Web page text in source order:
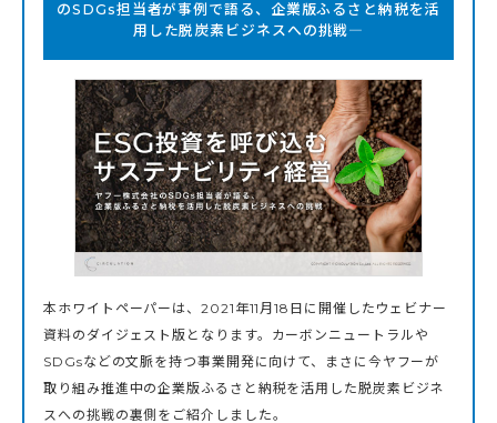
のSDGs担当者が事例で語る、企業版ふるさと納税を活
用した脱炭素ビジネスへの挑戦―
本ホワイトペーパーは、2021年11月18日に開催したウェビナー
資料のダイジェスト版となります。カーボンニュートラルや
SDGsなどの文脈を持つ事業開発に向けて、まさに今ヤフーが
取り組み推進中の企業版ふるさと納税を活用した脱炭素ビジネ
スへの挑戦の裏側をご紹介しました。